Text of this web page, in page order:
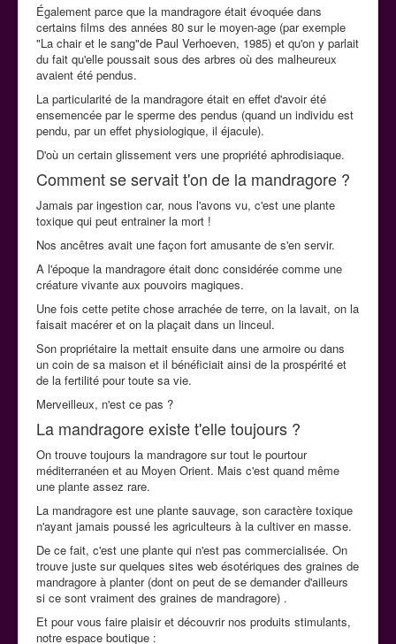
Également parce que la mandragore était évoquée dans
certains films des années 80 sur le moyen-age (par exemple
"La chair et le sang"de Paul Verhoeven, 1985) et qu'on y parlait
du fait qu'elle poussait sous des arbres où des malheureux
avaient été pendus.
La particularité de la mandragore était en effet d'avoir été
ensemencée par le sperme des pendus (quand un individu est
pendu, par un effet physiologique, il éjacule).
D'où un certain glissement vers une propriété aphrodisiaque.
Comment se servait t'on de la mandragore ?
Jamais par ingestion car, nous l'avons vu, c'est une plante
toxique qui peut entrainer la mort !
Nos ancêtres avait une façon fort amusante de s'en servir.
A l'époque la mandragore était donc considérée comme une
créature vivante aux pouvoirs magiques.
Une fois cette petite chose arrachée de terre, on la lavait, on la
faisait macérer et on la plaçait dans un linceul.
Son propriétaire la mettait ensuite dans une armoire ou dans
un coin de sa maison et il bénéficiait ainsi de la prospérité et
de la fertilité pour toute sa vie.
Merveilleux, n'est ce pas ?
La mandragore existe t'elle toujours ?
On trouve toujours la mandragore sur tout le pourtour
méditerranéen et au Moyen Orient. Mais c'est quand même
une plante assez rare.
La mandragore est une plante sauvage, son caractère toxique
n'ayant jamais poussé les agriculteurs à la cultiver en masse.
De ce fait, c'est une plante qui n'est pas commercialisée. On
trouve juste sur quelques sites web ésotériques des graines de
mandragore à planter (dont on peut de se demander d'ailleurs
si ce sont vraiment des graines de mandragore) .
Et pour vous faire plaisir et découvrir nos produits stimulants,
notre espace boutique :